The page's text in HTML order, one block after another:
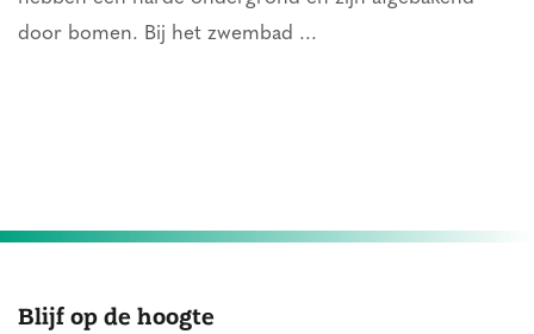
door bomen. Bij het zwembad ...
Blijf op de hoogte